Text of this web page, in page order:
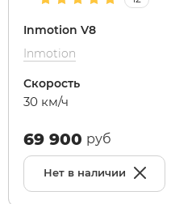
Inmotion V8
Inmotion
Скорость
30 км/ч
69 900 руб
Нет в наличии